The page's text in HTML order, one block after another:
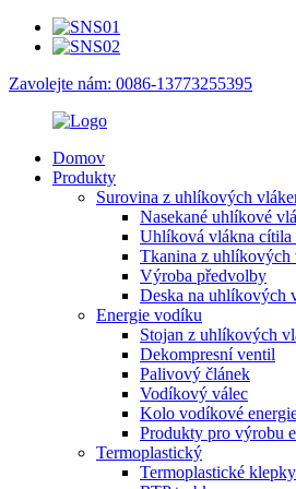
Zavolejte nám: 0086-13773255395
Domov
Produkty
Surovina z uhlíkových
Nasekané uhlíkové
Uhlíková vlákna
Tkanina z uhlíkových
Výroba předvolby
Deska na uhlíkových
Energie vodíku
Stojan z uhlíkových
Dekompresní ventil
Palivový článek
Vodíkový válec
Kolo vodíkové
Produkty pro výrobu
Termoplastický
Termoplastické